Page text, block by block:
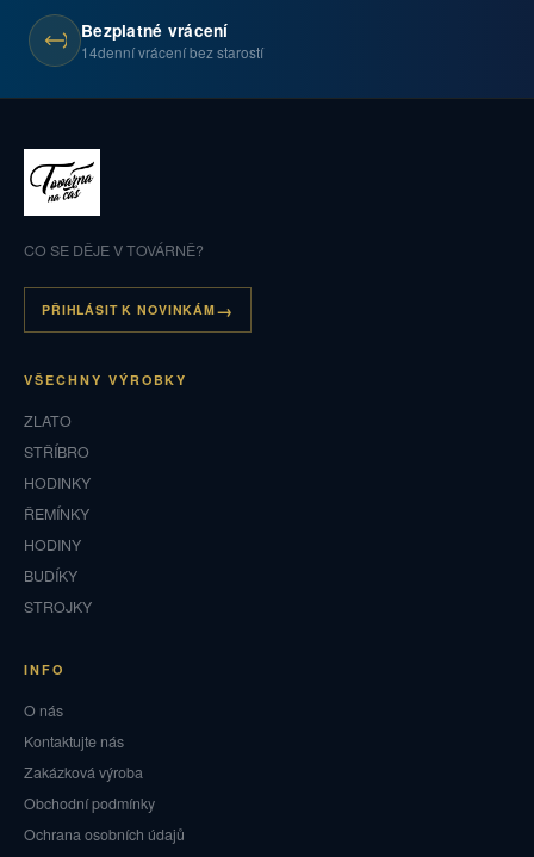
Bezplatné vrácení
14denní vrácení bez starostí
CO SE DĚJE V TOVÁRNĚ?
PŘIHLÁSIT K NOVINKÁM
VŠECHNY VÝROBKY
ZLATO
STŘÍBRO
HODINKY
ŘEMÍNKY
HODINY
BUDÍKY
STROJKY
INFO
O nás
Kontaktujte nás
Zakázková výroba
Obchodní podmínky
Ochrana osobních údajů